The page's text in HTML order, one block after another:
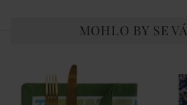
MOHLO BY SE